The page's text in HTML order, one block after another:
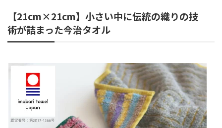
【21cm×21cm】小さい中に伝統の織りの技
術が詰まった今治タオル